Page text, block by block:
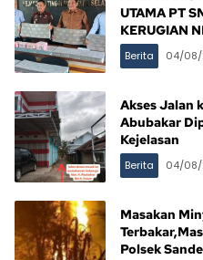
UTAMA PT
KERUGIAN
Berita 04/
Akses Jalan
Abubakar
Kejelasan
Berita 04/
Masakan
Polsek